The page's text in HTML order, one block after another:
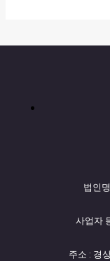
법인
사업자
주소 : 경